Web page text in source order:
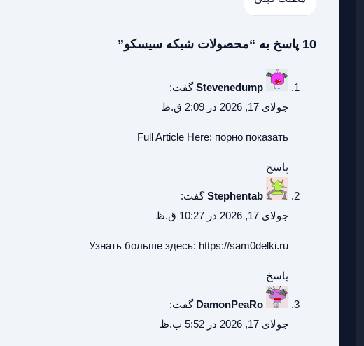
10 پاسخ به “محصولات شبکه سیسکو”
Stevenedump گفت:
جولای 17, 2026 در 2:09 ق.ظ
Full Article Here: порно показать
پاسخ
Stephentab گفت:
جولای 17, 2026 در 10:27 ق.ظ
Узнать больше здесь: https://sam0delki.ru
پاسخ
DamonPeaRo گفت:
جولای 17, 2026 در 5:52 ب.ظ